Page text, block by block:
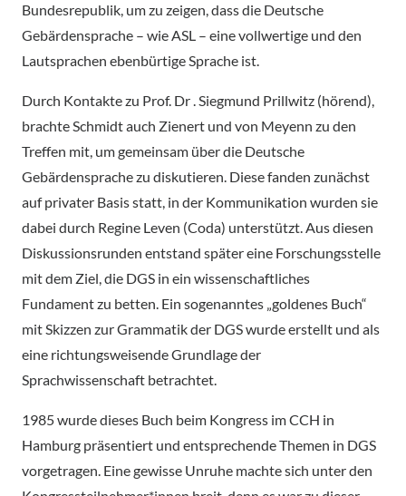
Bundesrepublik, um zu zeigen, dass die Deutsche
Gebärdensprache – wie ASL – eine vollwertige und den
Lautsprachen ebenbürtige Sprache ist.
Durch Kontakte zu Prof. Dr . Siegmund Prillwitz (hörend),
brachte Schmidt auch Zienert und von Meyenn zu den
Treffen mit, um gemeinsam über die Deutsche
Gebärdensprache zu diskutieren. Diese fanden zunächst
auf privater Basis statt, in der Kommunikation wurden sie
dabei durch Regine Leven (Coda) unterstützt. Aus diesen
Diskussionsrunden entstand später eine Forschungsstelle
mit dem Ziel, die DGS in ein wissenschaftliches
Fundament zu betten. Ein sogenanntes „goldenes Buch“
mit Skizzen zur Grammatik der DGS wurde erstellt und als
eine richtungsweisende Grundlage der
Sprachwissenschaft betrachtet.
1985 wurde dieses Buch beim Kongress im CCH in
Hamburg präsentiert und entsprechende Themen in DGS
vorgetragen. Eine gewisse Unruhe machte sich unter den